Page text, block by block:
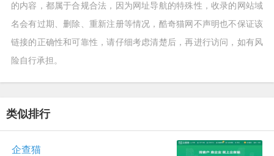
的内容，都属于合规合法，因为网址导航的特殊性，收录的网站域
名会有过期、删除、重新注册等情况，酷奇猫网不声明也不保证该
链接的正确性和可靠性，请仔细考虑清楚后，再进行访问，如有风
险自行承担。
类似排行
企查猫